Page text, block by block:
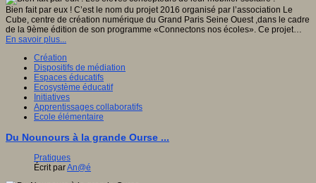
Bien fait par eux ! C’est le nom du projet 2016 organisé par l’association Le
Cube, centre de création numérique du Grand Paris Seine Ouest ,dans le cadre
de la 9ème édition de son programme «Connectons nos écoles». Ce projet…
En savoir plus...
Création
Dispositifs de médiation
Espaces éducatifs
Ecosystème éducatif
Initiatives
Apprentissages collaboratifs
Ecole élémentaire
Du Nounours à la grande Ourse ...
Pratiques
Écrit parAn@é